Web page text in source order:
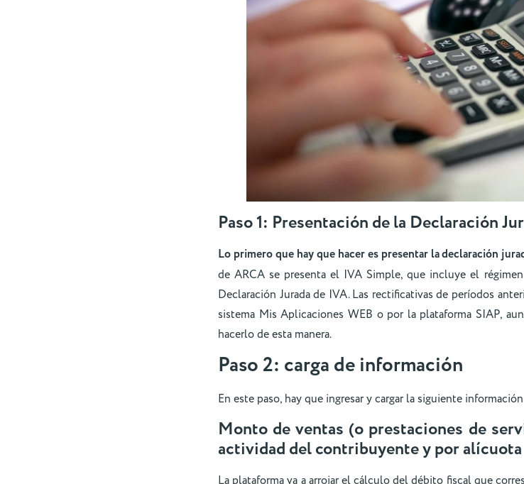
Paso 1: Presentación de la Declaración
Lo primero que hay que hacer es presentar la declaración
de ARCA se presenta el IVA Simple, que incluye el
Declaración Jurada de IVA. Las rectificativas de períodos
sistema Mis Aplicaciones WEB o por la plataforma SIAP,
hacerlo de esta manera.
Paso 2: carga de información
En este paso, hay que ingresar y cargar la siguiente información
Monto de ventas (o prestaciones de
actividad del contribuyente y por alícuota
La plataforma va a arrojar el cálculo del débito fiscal que